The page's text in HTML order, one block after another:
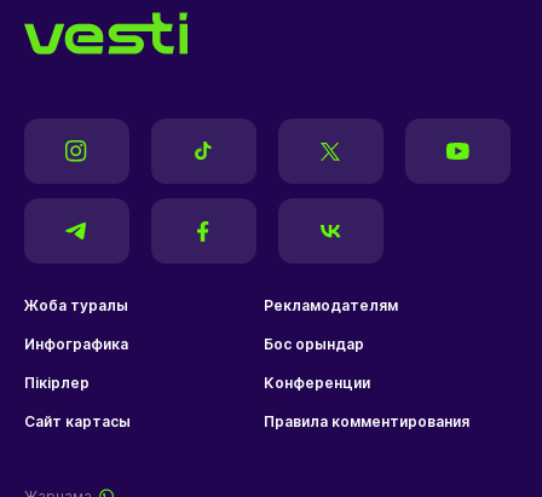
Жоба туралы Рекламодателям
Инфографика Бос орындар
Пікірлер Конференции
Сайт картасы Правила комментирования